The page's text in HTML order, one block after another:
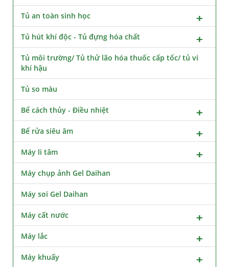
Tủ an toàn sinh học
Tủ hút khí độc - Tủ đựng hóa chất
Tủ môi trường/ Tủ thử lão hóa thuốc cấp tốc/ tủ vi
khí hậu
Tủ so màu
Bể cách thủy - Điều nhiệt
Bể rửa siêu âm
Máy li tâm
Máy chụp ảnh Gel Daihan
Máy soi Gel Daihan
Máy cất nước
Máy lắc
Máy khuấy